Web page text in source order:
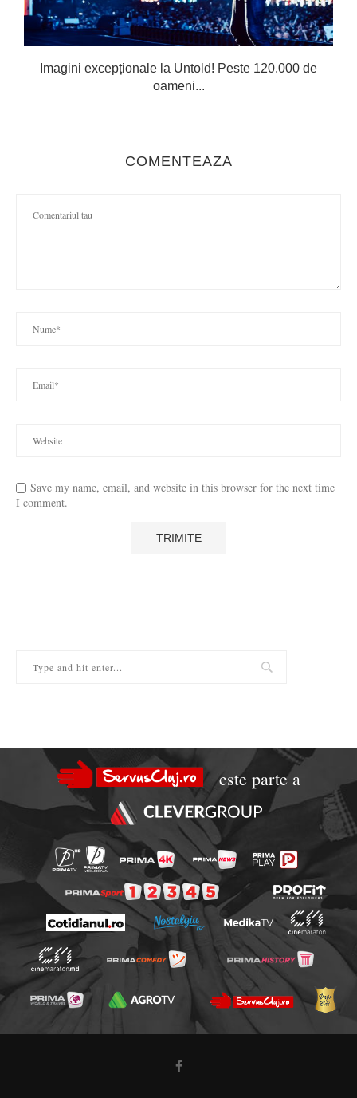
Imagini excepționale la Untold! Peste 120.000 de
oameni...
COMENTEAZA
Save my name, email, and website in this browser for the next time
I comment.
este parte a